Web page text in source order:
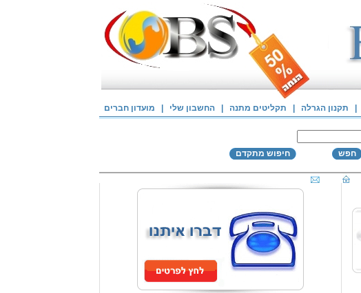
תקנון הגרלה תקליטים מתנה החשבון שלי מועדון חברים
חפש חיפוש מתקדם